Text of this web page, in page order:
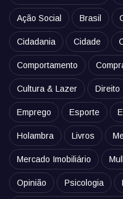
Ação Social Brasil
Cidadania Cidade
Comportamento
Cultura & Lazer Direito
Emprego Esporte
Holambra Livros
Mercado Imobiliário
Opinião Psicologia